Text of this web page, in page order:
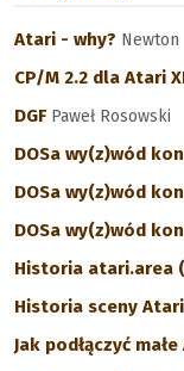
Atari - why? Newton
CP/M 2.2 dla Atari
DGF Paweł Rosowski
DOSa wy(z)wód
DOSa wy(z)wód
DOSa wy(z)wód
Historia atari.area
Historia sceny Atari
Jak podłączyć